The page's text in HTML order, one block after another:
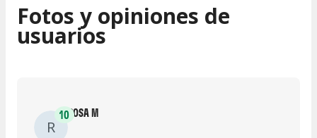
Fotos y opiniones de
usuarios
R
10ROSA M